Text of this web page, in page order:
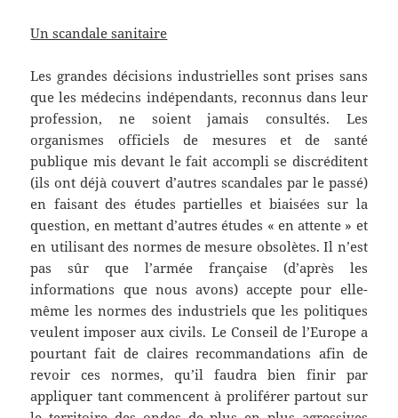
Un scandale sanitaire
Les grandes décisions industrielles sont prises sans
que les médecins indépendants, reconnus dans leur
profession, ne soient jamais consultés. Les
organismes officiels de mesures et de santé
publique mis devant le fait accompli se discréditent
(ils ont déjà couvert d’autres scandales par le passé)
en faisant des études partielles et biaisées sur la
question, en mettant d’autres études « en attente » et
en utilisant des normes de mesure obsolètes. Il n’est
pas sûr que l’armée française (d’après les
informations que nous avons) accepte pour elle-
même les normes des industriels que les politiques
veulent imposer aux civils. Le Conseil de l’Europe a
pourtant fait de claires recommandations afin de
revoir ces normes, qu’il faudra bien finir par
appliquer tant commencent à proliférer partout sur